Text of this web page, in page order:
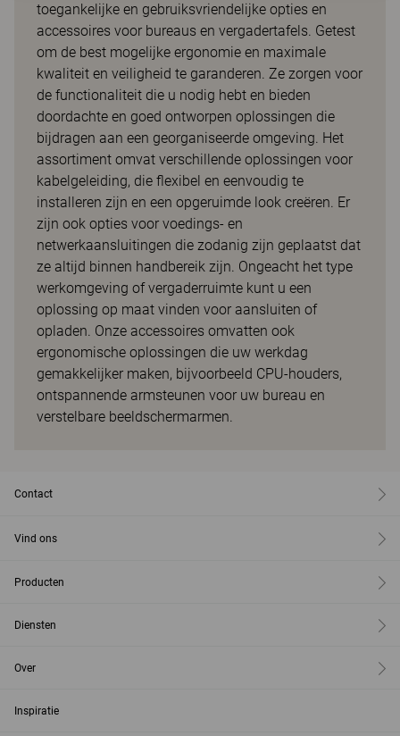
toegankelijke en gebruiksvriendelijke opties en
accessoires voor bureaus en vergadertafels. Getest
om de best mogelijke ergonomie en maximale
kwaliteit en veiligheid te garanderen. Ze zorgen voor
de functionaliteit die u nodig hebt en bieden
doordachte en goed ontworpen oplossingen die
bijdragen aan een georganiseerde omgeving. Het
assortiment omvat verschillende oplossingen voor
kabelgeleiding, die flexibel en eenvoudig te
installeren zijn en een opgeruimde look creëren. Er
zijn ook opties voor voedings- en
netwerkaansluitingen die zodanig zijn geplaatst dat
ze altijd binnen handbereik zijn. Ongeacht het type
werkomgeving of vergaderruimte kunt u een
oplossing op maat vinden voor aansluiten of
opladen. Onze accessoires omvatten ook
ergonomische oplossingen die uw werkdag
gemakkelijker maken, bijvoorbeeld CPU-houders,
ontspannende armsteunen voor uw bureau en
verstelbare beeldschermarmen.
Contact
Vind ons
Producten
Diensten
Over
Inspiratie